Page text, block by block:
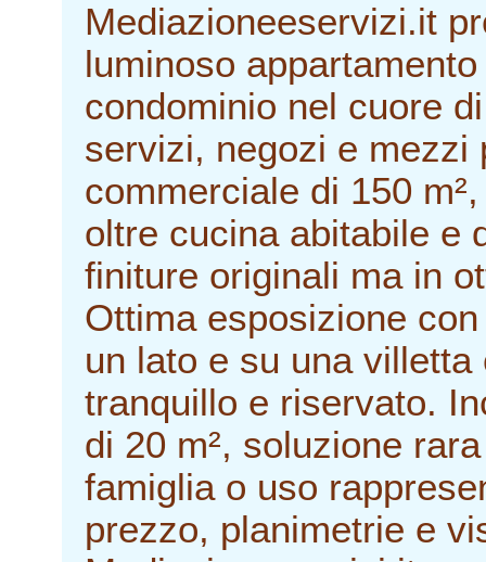
Mediazioneeservizi.it
luminoso
condominio nel cuore
servizi, negozi e mezzi
commerciale di 150
oltre cucina abitabile e
finiture originali ma in
Ottima esposizione
un lato e su una
tranquillo e riservato.
di 20 m², soluzione
famiglia o uso
prezzo, planimetrie e